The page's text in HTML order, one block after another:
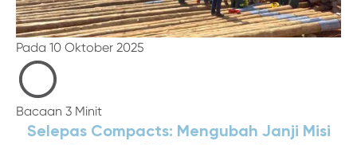
Pada 10 Oktober 2025
Bacaan 3 Minit
Selepas Compacts: Mengubah Janji Misi